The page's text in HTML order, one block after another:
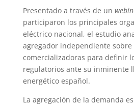
Presentado a través de un
participaron los principales
eléctrico nacional, el estudio
agregador independiente sobre
comercializadoras para definir
regulatorios ante su inminente
energético español.
La agregación de la demanda